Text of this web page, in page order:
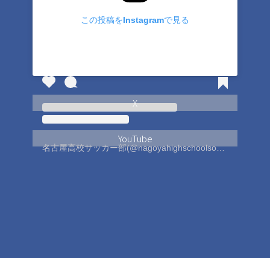
この投稿をInstagramで見る
名古屋高校サッカー部(@nagoyahighschoolsoccerclub)がシェアした投稿
X
YouTube